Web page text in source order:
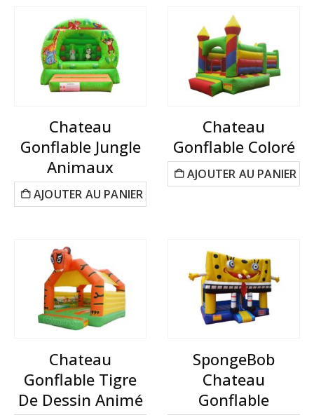
Chateau
Gonflable Jungle
Animaux
AJOUTER AU PANIER
Chateau
Gonflable Coloré
AJOUTER AU PANIER
Chateau
Gonflable Tigre
De Dessin Animé
SpongeBob
Chateau
Gonflable